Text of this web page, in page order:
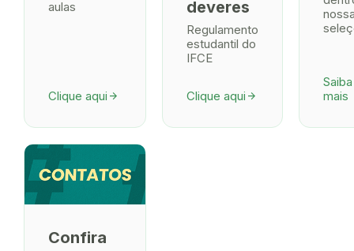
aulas
Clique aqui arrow_forward
deveres
Regulamento
estudantil do
IFCE
Clique aqui arrow_forward
Saiba
mais
Confira